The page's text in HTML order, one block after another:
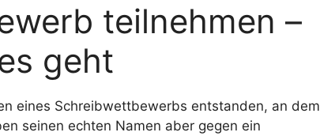
teilnehmen –
geht
eines Schreibwettbewerbs entstanden, an dem
seinen echten Namen aber gegen ein